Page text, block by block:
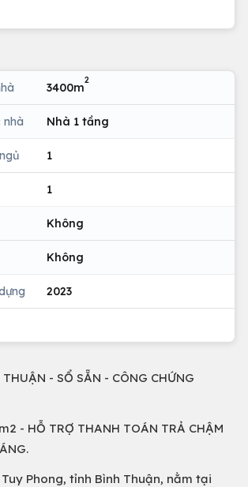
3400m
2
nhà Nhà 1 tầng
1
1
Không
Không
2023
- SỔ SẴN - CÔNG CHỨNG
- HỖ TRỢ THANH TOÁN TRẢ CHẬM
Phong, tỉnh Bình Thuận, nằm tại